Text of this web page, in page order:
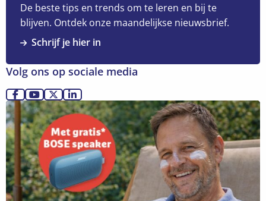
toevalstreffer:
waarom
sterk
interview
begint
met
een
grondige
voorbereiding
De beste tips en trends om te leren en bij te
blijven. Ontdek onze maandelijkse nieuwsbrief.
Schrijf je hier in
Volg ons op sociale media
Ga
naar
Facebook
Ga
naar
YouTube
Ga
naar
X
Ga
naar
LinkedIn
Lees
meer
over
Ontdek
meer